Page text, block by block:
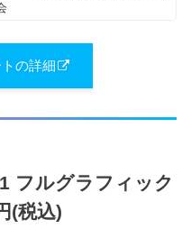
の詳細
フルグラフィック
(税込)